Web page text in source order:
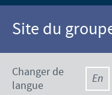
Site du
Changer de
langue
En